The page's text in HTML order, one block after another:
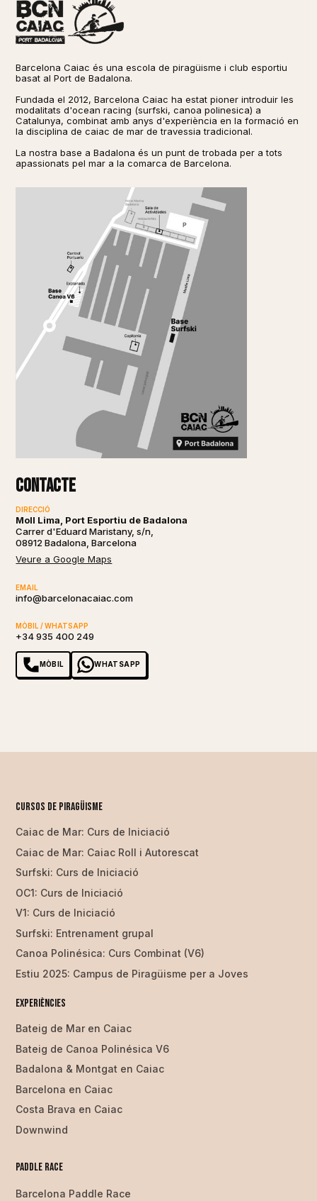
Barcelona Caiac és una escola de piragüisme i club esportiu
basat al Port de Badalona.
Fundada el 2012, Barcelona Caiac ha estat pioner introduir les
modalitats d'ocean racing (surfski, canoa polinesica) a
Catalunya, combinat amb anys d'experiència en la formació en
la disciplina de caiac de mar de travessia tradicional. ​​
La nostra base a Badalona és un punt de trobada per a tots
apassionats pel mar a la comarca de Barcelona.
Contacte
DIRECCIÓ
Moll Lima, Port Esportiu de Badalona
Carrer d'Eduard Maristany, s/n,
08912 Badalona, Barcelona
Veure a Google Maps
EMAIL
info@barcelonacaiac.com
MÒBIL / WHATSAPP
+34 935 400 249
MÒBIL WHATSAPP
Cursos de piragüisme
Caiac de Mar: Curs de Iniciació
Caiac de Mar: Caiac Roll i Autorescat
Surfski: Curs de Iniciació
OC1: Curs de Iniciació
V1: Curs de Iniciació
Surfski: Entrenament grupal
Canoa Polinésica: Curs Combinat (V6)
Estiu 2025: Campus de Piragüisme per a Joves
Experiències
Bateig de Mar en Caiac
Bateig de Canoa Polinésica V6
Badalona & Montgat en Caiac
Barcelona en Caiac
Costa Brava en Caiac
Downwind
Paddle Race
Barcelona Paddle Race